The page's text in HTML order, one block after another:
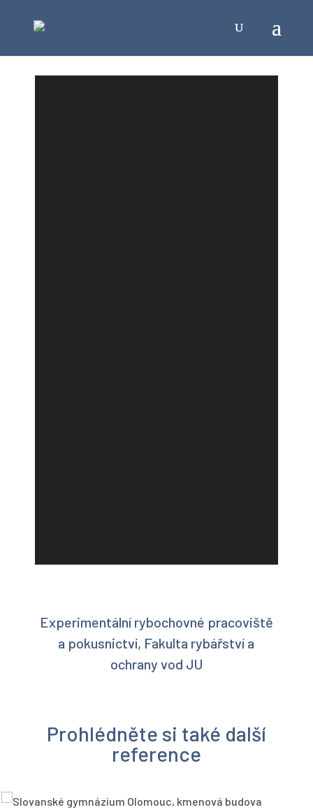
Experimentální rybochovné pracoviště
a pokusnictví, Fakulta rybářství a
ochrany vod JU
Prohlédněte si také další
reference